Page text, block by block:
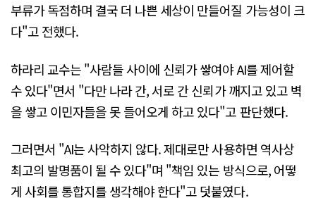
부류가 독점하며 결국 더 나쁜 세상이 만들어질 가능성이 크
다"고 전했다.
하라리 교수는 "사람들 사이에 신뢰가 쌓여야 AI를 제어할
수 있다"면서 "다만 나라 간, 서로 간 신뢰가 깨지고 있고 벽
을 쌓고 이민자들을 못 들어오게 하고 있다"고 판단했다.
그러면서 "AI는 사악하지 않다. 제대로만 사용하면 역사상
최고의 발명품이 될 수 있다"며 "책임 있는 방식으로, 어떻
게 사회를 통합지를 생각해야 한다"고 덧붙였다.